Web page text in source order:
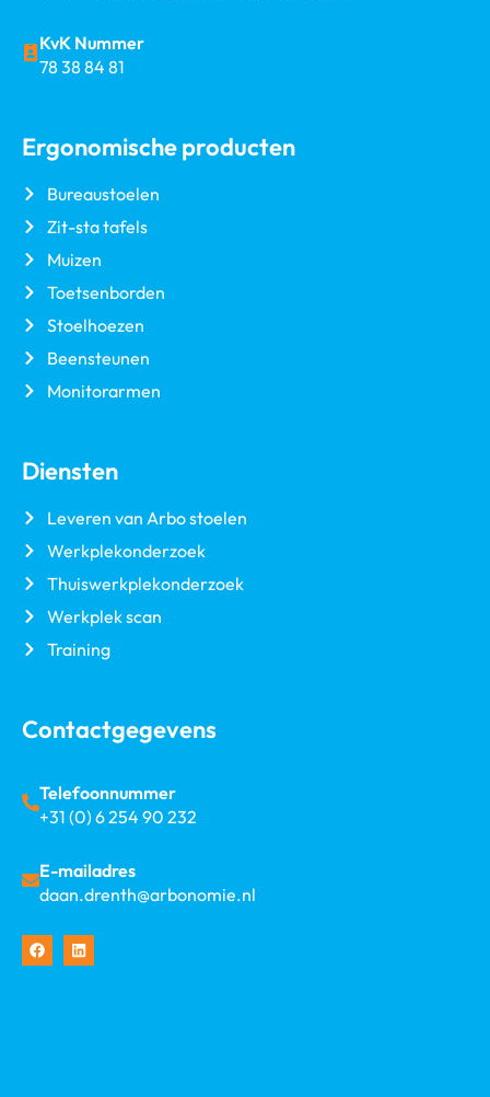
KvK Nummer
78 38 84 81
Ergonomische producten
Bureaustoelen
Zit-sta tafels
Muizen
Toetsenborden
Stoelhoezen
Beensteunen
Monitorarmen
Diensten
Leveren van Arbo stoelen
Werkplekonderzoek
Thuiswerkplekonderzoek
Werkplek scan
Training
Contactgegevens
Telefoonnummer
+31 (0) 6 254 90 232
E-mailadres
daan.drenth@arbonomie.nl